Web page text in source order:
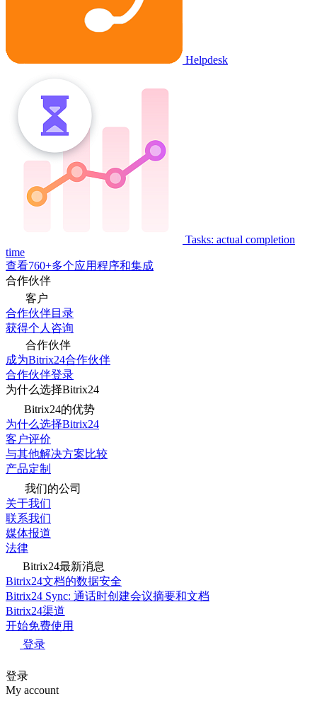
Helpdesk
Tasks: actual completion
time
查看760+多个应用程序和集成
合作伙伴
客户
合作伙伴目录
获得个人咨询
合作伙伴
成为Bitrix24合作伙伴
合作伙伴登录
为什么选择Bitrix24
Bitrix24的优势
为什么选择Bitrix24
客户评价
与其他解决方案比较
产品定制
我们的公司
关于我们
联系我们
媒体报道
法律
Bitrix24最新消息
Bitrix24文档的数据安全
Bitrix24 Sync: 通话时创建会议摘要和文档
Bitrix24渠道
开始免费使用
登录
登录
My account